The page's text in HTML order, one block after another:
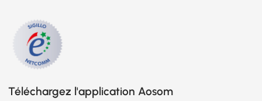
Téléchargez l'application Aosom